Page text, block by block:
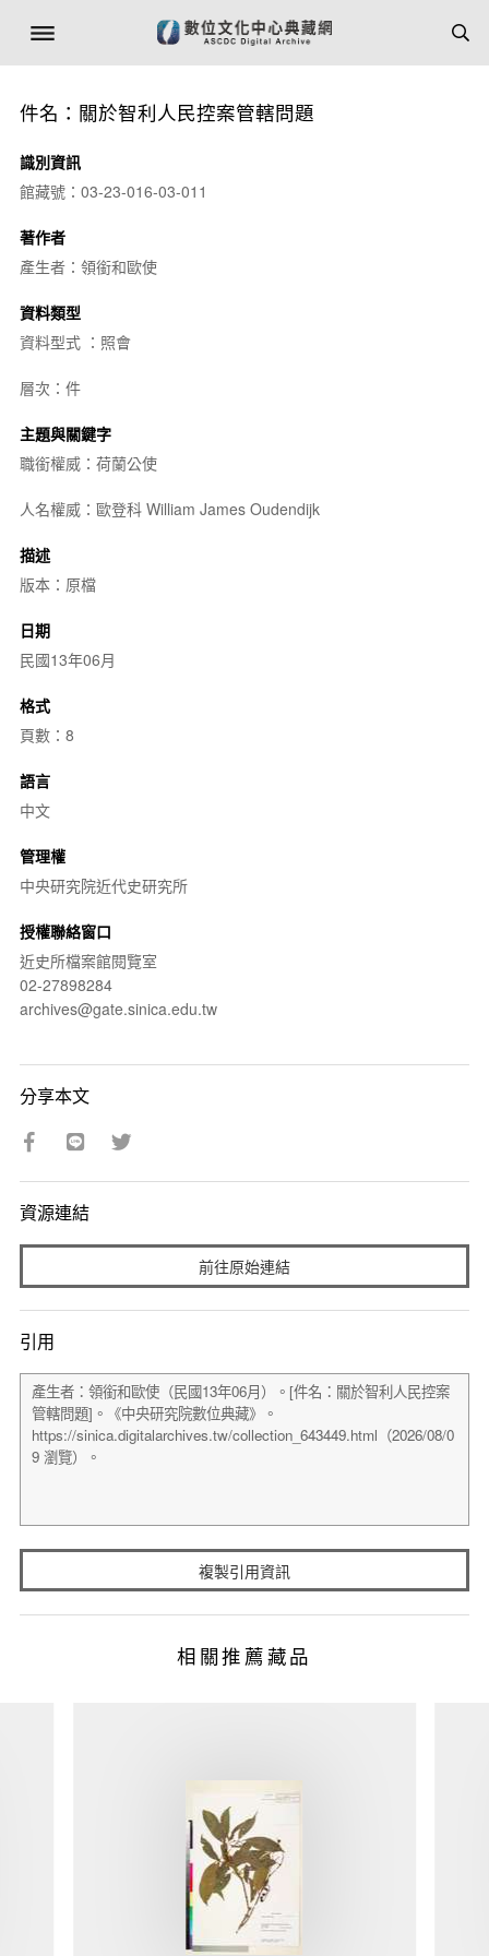
件名：關於智利人民控案管轄問題
識別資訊
館藏號：03-23-016-03-011
著作者
產生者：領銜和歐使
資料類型
資料型式 ：照會
層次：件
主題與關鍵字
職銜權威：荷蘭公使
人名權威：歐登科 William James Oudendijk
描述
版本：原檔
日期
民國13年06月
格式
頁數：8
語言
中文
管理權
中央研究院近代史研究所
授權聯絡窗口
近史所檔案館閱覽室
02-27898284
archives@gate.sinica.edu.tw
分享本文
資源連結
前往原始連結
引用
複製引用資訊
相關推薦藏品